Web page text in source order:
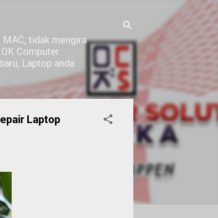
tidak mengira
Computer
Laptop anda
Laptop